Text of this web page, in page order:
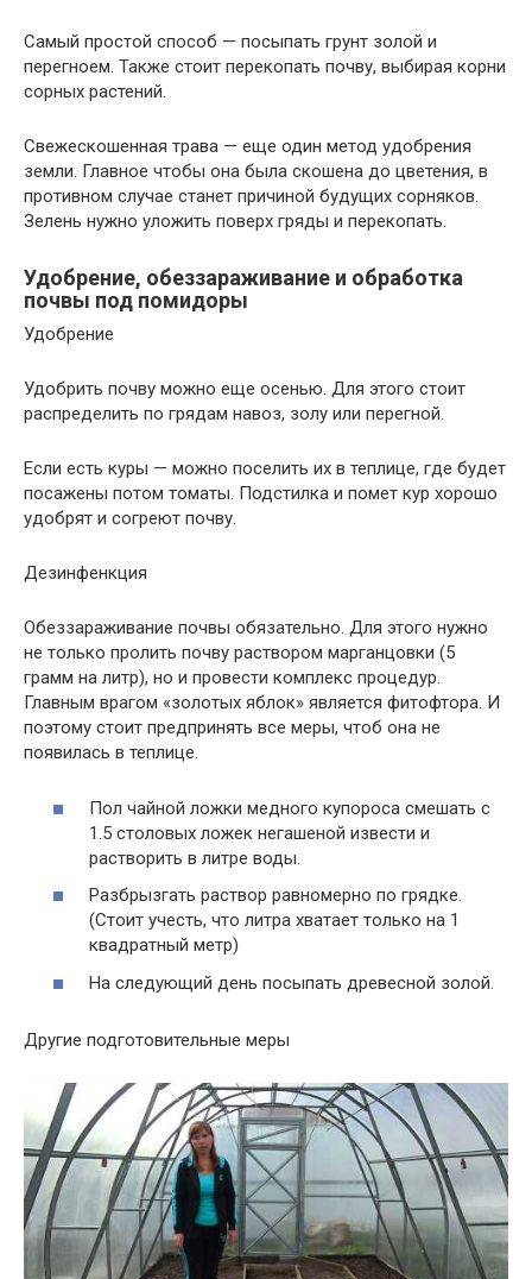
Самый простой способ — посыпать грунт золой и
перегноем. Также стоит перекопать почву, выбирая корни
сорных растений.
Свежескошенная трава — еще один метод удобрения
земли. Главное чтобы она была скошена до цветения, в
противном случае станет причиной будущих сорняков.
Зелень нужно уложить поверх гряды и перекопать.
Удобрение, обеззараживание и обработка
почвы под помидоры
Удобрение
Удобрить почву можно еще осенью. Для этого стоит
распределить по грядам навоз, золу или перегной.
Если есть куры — можно поселить их в теплице, где будет
посажены потом томаты. Подстилка и помет кур хорошо
удобрят и согреют почву.
Дезинфенкция
Обеззараживание почвы обязательно. Для этого нужно
не только пролить почву раствором марганцовки (5
грамм на литр), но и провести комплекс процедур.
Главным врагом «золотых яблок» является фитофтора. И
поэтому стоит предпринять все меры, чтоб она не
появилась в теплице.
Пол чайной ложки медного купороса смешать с
1.5 столовых ложек негашеной извести и
растворить в литре воды.
Разбрызгать раствор равномерно по грядке.
(Стоит учесть, что литра хватает только на 1
квадратный метр)
На следующий день посыпать древесной золой.
Другие подготовительные меры